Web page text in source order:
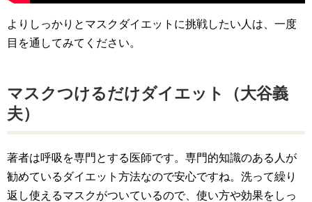
よりしっかりとマスクダイエットに挑戦したい人は、一度
目を通してみてください。
マスクつけるだけダイエット（大谷義
夫）
著者は呼吸を専門とする医師です。専門的知識のある人が
勧めているダイエット方法なので安心ですね。洗って繰り
返し使えるマスクがついているので、使い方や効果をしっ